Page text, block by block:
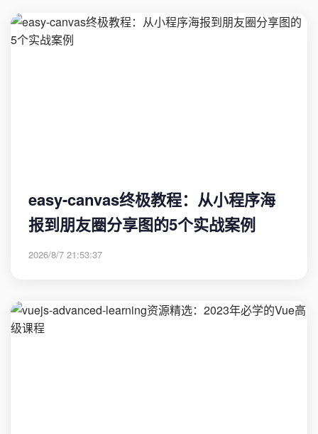
easy-canvas终极教程：从小程序海
报到朋友圈分享图的5个实战案例
2026/8/7 21:53:37